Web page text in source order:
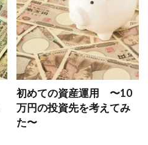
初めての資産運用 〜10
万円の投資先を考えてみ
た〜